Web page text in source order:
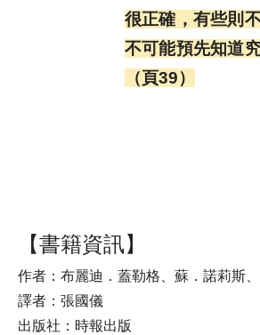
很正確，有些則
不可能預先知道
（頁39）
【書籍資訊】
作者：布麗迪．蓋勒格、蘇．諾莉斯
譯者：張國儀
出版社：時報出版